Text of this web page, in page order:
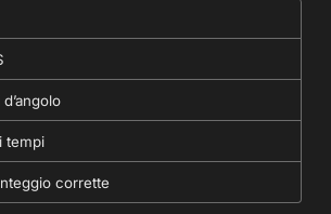
tempi
corrette